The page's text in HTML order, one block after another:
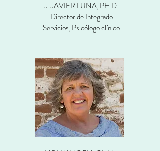
J. JAVIER LUNA, PH.D.
Director de Integrado
Servicios, Psicólogo clínico